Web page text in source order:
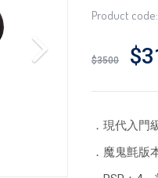
Product code:
$3500
．現代入門
．魔鬼氈版